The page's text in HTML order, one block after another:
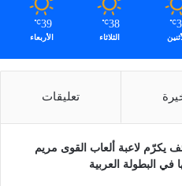
℃
38
℃
الثلاثاء
39
℃
الأربعاء
تعليقات
يكرّم لاعبة ألعاب القوى مريم
في البطولة العربية